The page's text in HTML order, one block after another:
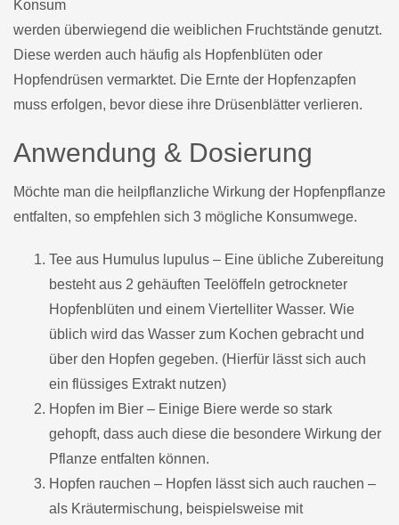
Konsum
werden überwiegend die weiblichen Fruchtstände genutzt.
Diese werden auch häufig als Hopfenblüten oder
Hopfendrüsen vermarktet. Die Ernte der Hopfenzapfen
muss erfolgen, bevor diese ihre Drüsenblätter verlieren.
Anwendung & Dosierung
Möchte man die heilpflanzliche Wirkung der Hopfenpflanze
entfalten, so empfehlen sich 3 mögliche Konsumwege.
Tee aus Humulus lupulus – Eine übliche Zubereitung
besteht aus 2 gehäuften Teelöffeln getrockneter
Hopfenblüten und einem Viertelliter Wasser. Wie
üblich wird das Wasser zum Kochen gebracht und
über den Hopfen gegeben. (Hierfür lässt sich auch
ein flüssiges Extrakt nutzen)
Hopfen im Bier – Einige Biere werde so stark
gehopft, dass auch diese die besondere Wirkung der
Pflanze entfalten können.
Hopfen rauchen – Hopfen lässt sich auch rauchen –
als Kräutermischung, beispielsweise mit